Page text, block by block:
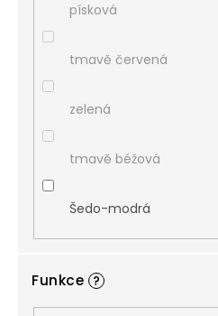
písková
tmavě červená
zelená
tmavě béžová
Šedo-modrá
Funkce ?